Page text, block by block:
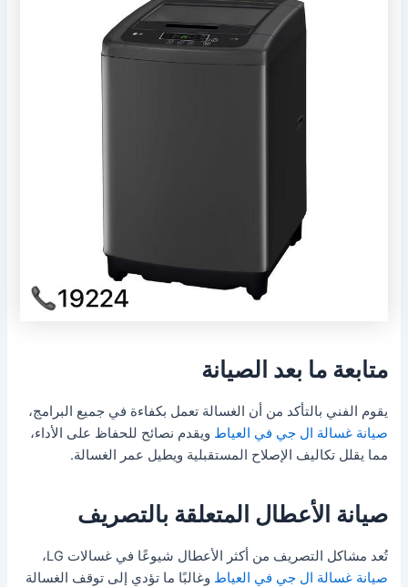
متابعة ما بعد الصيانة
يقوم الفني بالتأكد من أن الغسالة تعمل بكفاءة في جميع البرامج،
صيانة غسالة ال جي في العياط ويقدم نصائح للحفاظ على الأداء،
مما يقلل تكاليف الإصلاح المستقبلية ويطيل عمر الغسالة.
صيانة الأعطال المتعلقة بالتصريف
تُعد مشاكل التصريف من أكثر الأعطال شيوعًا في غسالات LG،
صيانة غسالة ال جي في العياط وغالبًا ما تؤدي إلى توقف الغسالة